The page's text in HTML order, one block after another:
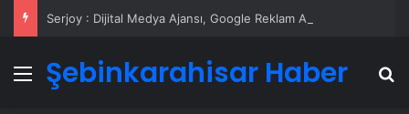
Menü
Şebinkarahisar Haber